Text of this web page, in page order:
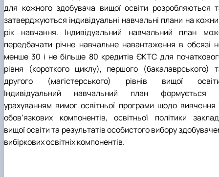
для кожного здобувача вищої освіти розробляються
затверджуються індивідуальні навчальні плани на
рік навчання. Індивідуальний навчальний план
передбачати річне навчальне навантаження в обсязі
менше 30 і не більше 80 кредитів ЄКТС для
рівня (короткого циклу), першого (бакалаврського)
другого (магістерського) рівнів вищої
Індивідуальний навчальний план формується
урахуванням вимог освітньої програми щодо вивчення
обов’язкових компонентів, освітньої політики
вищої освіти та результатів особистого вибору
вибіркових освітніх компонентів.